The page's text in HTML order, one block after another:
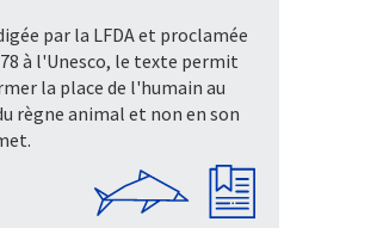
par la LFDA et proclamée
à l'Unesco, le texte permit
la place de l'humain au
règne animal et non en son